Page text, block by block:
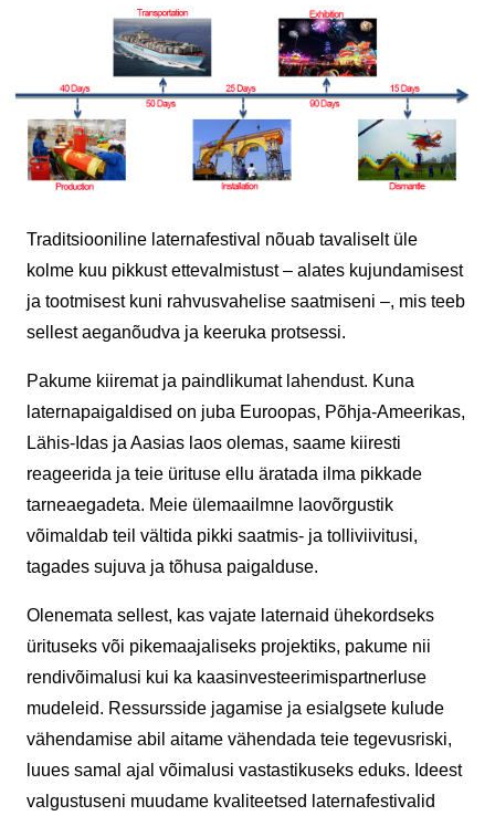
Traditsiooniline laternafestival nõuab tavaliselt üle
kolme kuu pikkust ettevalmistust – alates kujundamisest
ja tootmisest kuni rahvusvahelise saatmiseni –, mis teeb
sellest aeganõudva ja keeruka protsessi.
Pakume kiiremat ja paindlikumat lahendust. Kuna
laternapaigaldised on juba Euroopas, Põhja-Ameerikas,
Lähis-Idas ja Aasias laos olemas, saame kiiresti
reageerida ja teie ürituse ellu äratada ilma pikkade
tarneaegadeta. Meie ülemaailmne laovõrgustik
võimaldab teil vältida pikki saatmis- ja tolliviivitusi,
tagades sujuva ja tõhusa paigalduse.
Olenemata sellest, kas vajate laternaid ühekordseks
ürituseks või pikemaajaliseks projektiks, pakume nii
rendivõimalusi kui ka kaasinvesteerimispartnerluse
mudeleid. Ressursside jagamise ja esialgsete kulude
vähendamise abil aitame vähendada teie tegevusriski,
luues samal ajal võimalusi vastastikuseks eduks. Ideest
valgustuseni muudame kvaliteetsed laternafestivalid